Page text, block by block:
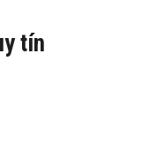
tín